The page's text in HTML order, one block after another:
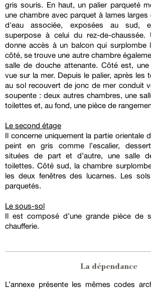
gris souris. En haut, un palier parqueté
une chambre avec parquet à lames larges
d'eau associée, exposées au sud,
superpose à celui du rez-de-chaussée.
donne accès à un balcon qui surplombe
côté, se trouve une autre chambre
salle de douche attenante. Côté est,
vue sur la mer. Depuis le palier, après les
au sol recouvert de jonc de mer conduit
soupente : deux autres chambres, une
toilettes et, au fond, une pièce de
Le second étage
Il concerne uniquement la partie orientale
peint en gris comme l’escalier,
situées de part et d’autre, une salle
toilettes. Côté sud, la chambre
les deux fenêtres des lucarnes. Les
parquetés.
Le sous-sol
Il est composé d’une grande pièce de
chaufferie.
La dépendance
L’annexe présente les mêmes codes